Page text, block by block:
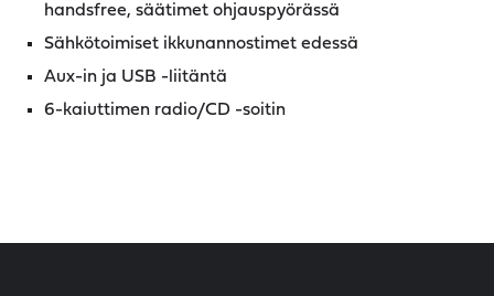
handsfree, säätimet ohjauspyörässä
Sähkötoimiset ikkunannostimet edessä
Aux-in ja USB -liitäntä
6-kaiuttimen radio/CD -soitin